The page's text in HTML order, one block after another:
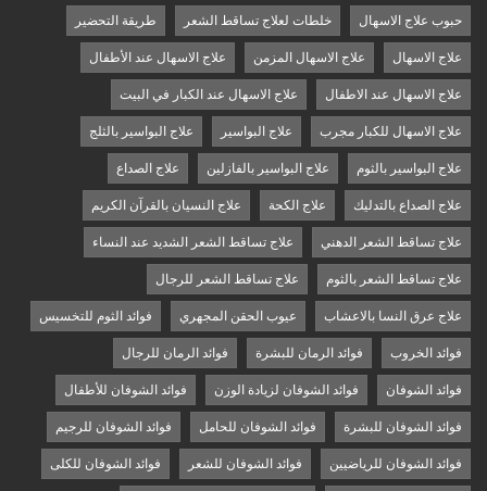
حبوب علاج الاسهال خلطات لعلاج تساقط الشعر طريقة التحضير
علاج الاسهال علاج الاسهال المزمن علاج الاسهال عند الأطفال
علاج الاسهال عند الاطفال علاج الاسهال عند الكبار في البيت
علاج الاسهال للكبار مجرب علاج البواسير علاج البواسير بالثلج
علاج البواسير بالثوم علاج البواسير بالفازلين علاج الصداع
علاج الصداع بالتدليك علاج الكحة علاج النسيان بالقرآن الكريم
علاج تساقط الشعر الدهني علاج تساقط الشعر الشديد عند النساء
علاج تساقط الشعر بالثوم علاج تساقط الشعر للرجال
علاج عرق النسا بالاعشاب عيوب الحقن المجهري فوائد الثوم للتخسيس
فوائد الخروب فوائد الرمان للبشرة فوائد الرمان للرجال
فوائد الشوفان فوائد الشوفان لزيادة الوزن فوائد الشوفان للأطفال
فوائد الشوفان للبشرة فوائد الشوفان للحامل فوائد الشوفان للرجيم
فوائد الشوفان للرياضيين فوائد الشوفان للشعر فوائد الشوفان للكلى